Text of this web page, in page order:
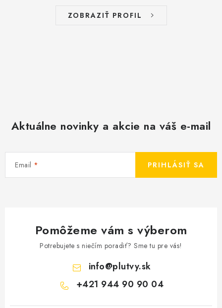
ZOBRAZIŤ PROFIL
Aktuálne novinky a akcie na váš e-mail
Email PRIHLÁSIŤ SA
Pomôžeme vám s výberom
Potrebujete s niečím poradiť? Sme tu pre vás!
info@plutvy.sk
+421 944 90 90 04